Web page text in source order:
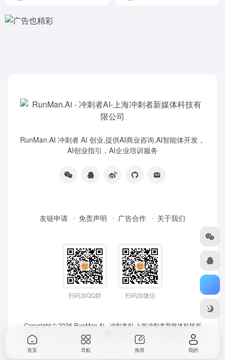
RunMan.AI 冲刺者 AI 创业,提供AI商业咨询,AI智能体开发，
AI创业指引，AI企业培训服务
友链申请 免责声明 广告合作 关于我们
扫码加QQ群 扫码加微信
Copyright © 2026 RunMan.Ai - 冲刺者AI-上海冲刺者新媒体科技有
限公司
沪ICP备05007953号 沪公网安备 31010402000911号
首页 导航 推荐 我的